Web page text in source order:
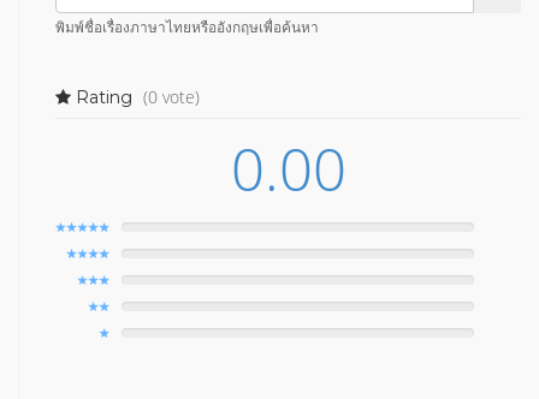
พิมพ์ชื่อเรื่องภาษาไทยหรืออังกฤษเพื่อค้นหา
Rating (0 vote)
0.00